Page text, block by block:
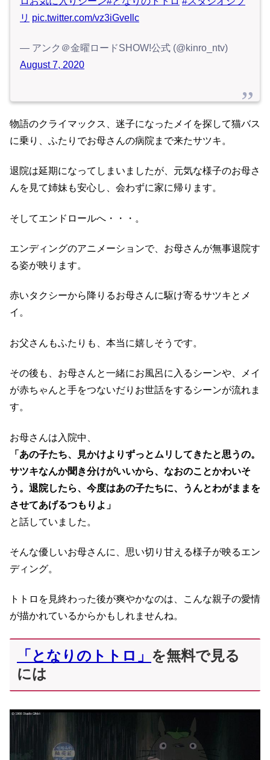
リ pic.twitter.com/vz3iGveIlc
— アンク＠金曜ロードSHOW!公式 (@kinro_ntv)
August 7, 2020
物語のクライマックス、迷子になったメイを探して猫バス
に乗り、ふたりでお母さんの病院まで来たサツキ。
退院は延期になってしまいましたが、元気な様子のお母さ
んを見て姉妹も安心し、会わずに家に帰ります。
そしてエンドロールへ・・・。
エンディングのアニメーションで、お母さんが無事退院す
る姿が映ります。
赤いタクシーから降りるお母さんに駆け寄るサツキとメ
イ。
お父さんもふたりも、本当に嬉しそうです。
その後も、お母さんと一緒にお風呂に入るシーンや、メイ
が赤ちゃんと手をつないだりお世話をするシーンが流れま
す。
お母さんは入院中、
「あの子たち、見かけよりずっとムリしてきたと思うの。
サツキなんか聞き分けがいいから、なおのことかわいそ
う。退院したら、今度はあの子たちに、うんとわがままを
させてあげるつもりよ」
と話していました。
そんな優しいお母さんに、思い切り甘える様子が映るエン
ディング。
トトロを見終わった後が爽やかなのは、こんな親子の愛情
が描かれているからかもしれませんね。
「となりのトトロ」 を無料で見る
には